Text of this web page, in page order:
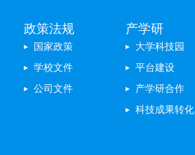
政策法规
国家政策
学校文件
公司文件
产学研
大学科技园
平台建设
产学研合作
科技成果转化